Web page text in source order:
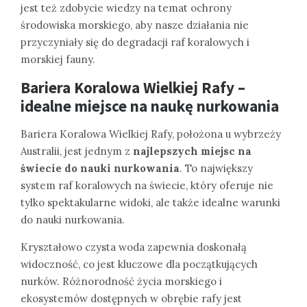
jest też zdobycie wiedzy na temat ochrony
środowiska morskiego, aby nasze działania nie
przyczyniały się do degradacji raf koralowych i
morskiej fauny.
Bariera Koralowa Wielkiej Rafy –
idealne miejsce na naukę nurkowania
Bariera Koralowa Wielkiej Rafy, położona u wybrzeży
Australii, jest jednym z najlepszych miejsc na
świecie do nauki nurkowania. To największy
system raf koralowych na świecie, który oferuje nie
tylko spektakularne widoki, ale także idealne warunki
do nauki nurkowania.
Kryształowo czysta woda zapewnia doskonałą
widoczność, co jest kluczowe dla początkujących
nurków. Różnorodność życia morskiego i
ekosystemów dostępnych w obrębie rafy jest